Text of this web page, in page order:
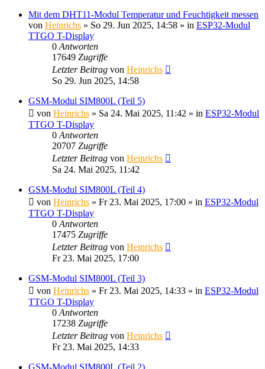
Mit dem DHT11-Modul Temperatur und Feuchtigkeit messen
von Heinrichs » So 29. Jun 2025, 14:58 » in ESP32-Modul
TTGO T-Display
0 Antworten
17649 Zugriffe
Letzter Beitrag von Heinrichs
So 29. Jun 2025, 14:58
GSM-Modul SIM800L (Teil 5)
von Heinrichs » Sa 24. Mai 2025, 11:42 » in ESP32-Modul
TTGO T-Display
0 Antworten
20707 Zugriffe
Letzter Beitrag von Heinrichs
Sa 24. Mai 2025, 11:42
GSM-Modul SIM800L (Teil 4)
von Heinrichs » Fr 23. Mai 2025, 17:00 » in ESP32-Modul
TTGO T-Display
0 Antworten
17475 Zugriffe
Letzter Beitrag von Heinrichs
Fr 23. Mai 2025, 17:00
GSM-Modul SIM800L (Teil 3)
von Heinrichs » Fr 23. Mai 2025, 14:33 » in ESP32-Modul
TTGO T-Display
0 Antworten
17238 Zugriffe
Letzter Beitrag von Heinrichs
Fr 23. Mai 2025, 14:33
GSM-Modul SIM800L (Teil 2)